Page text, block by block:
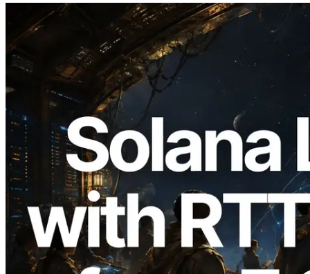
2026.08.05
ERPC mở rộng Solana Leader Slot API
với phép đo ping từ 7 khu vực toàn cầu —
Validators Information API cũng chính
thức ra mắt